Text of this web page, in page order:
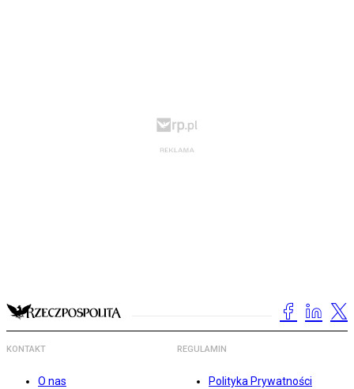
KONTAKT
O nas
REGULAMIN
Polityka Prywatności